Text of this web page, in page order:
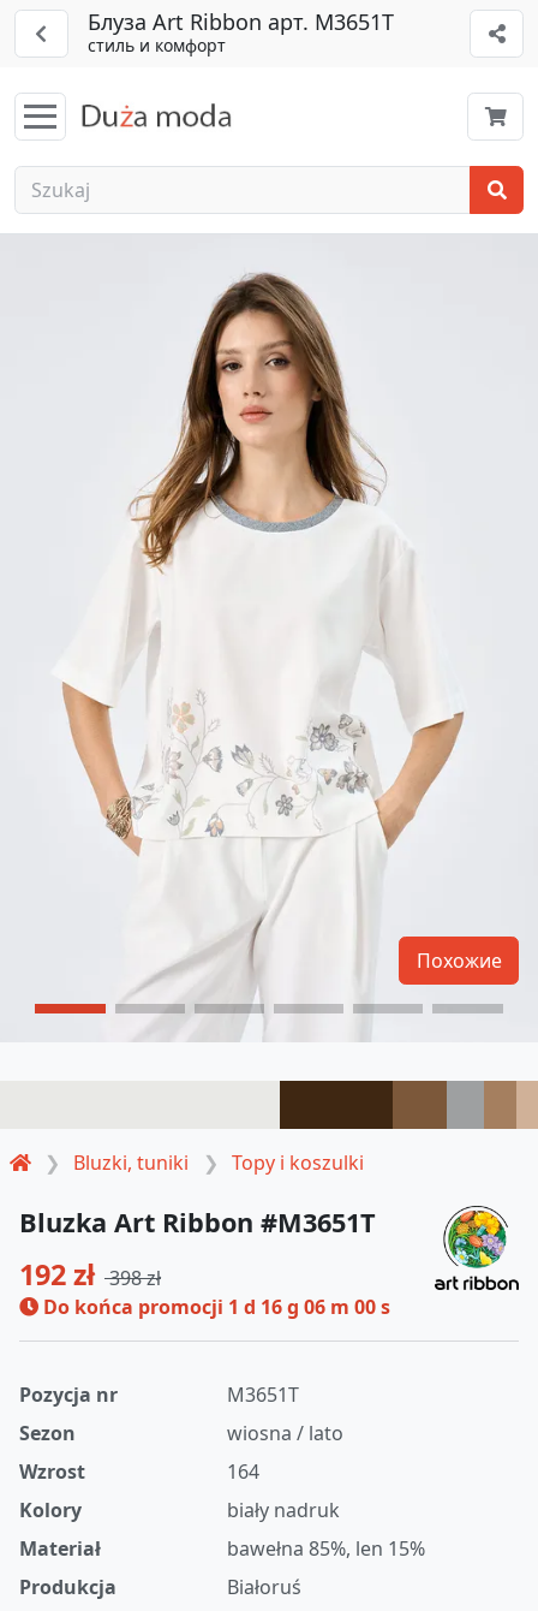
Блуза Art Ribbon арт. М3651T
стиль и комфорт
Bluzki, tuniki Topy i koszulki
Похожие
Bluzka Art Ribbon #M3651T
192 zł 398 zł
Do końca promocji 1 d 16 g 06 m 00 s
Pozycja nr
M3651T
Sezon
wiosna / lato
Wzrost
164
Kolory
biały nadruk
Materiał
bawełna 85%, len 15%
Produkcja
Białoruś